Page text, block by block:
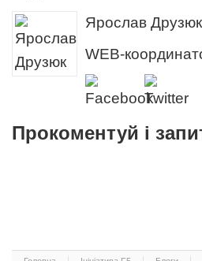
Ярослав Друзюк
WEB-
Прокоментуй і